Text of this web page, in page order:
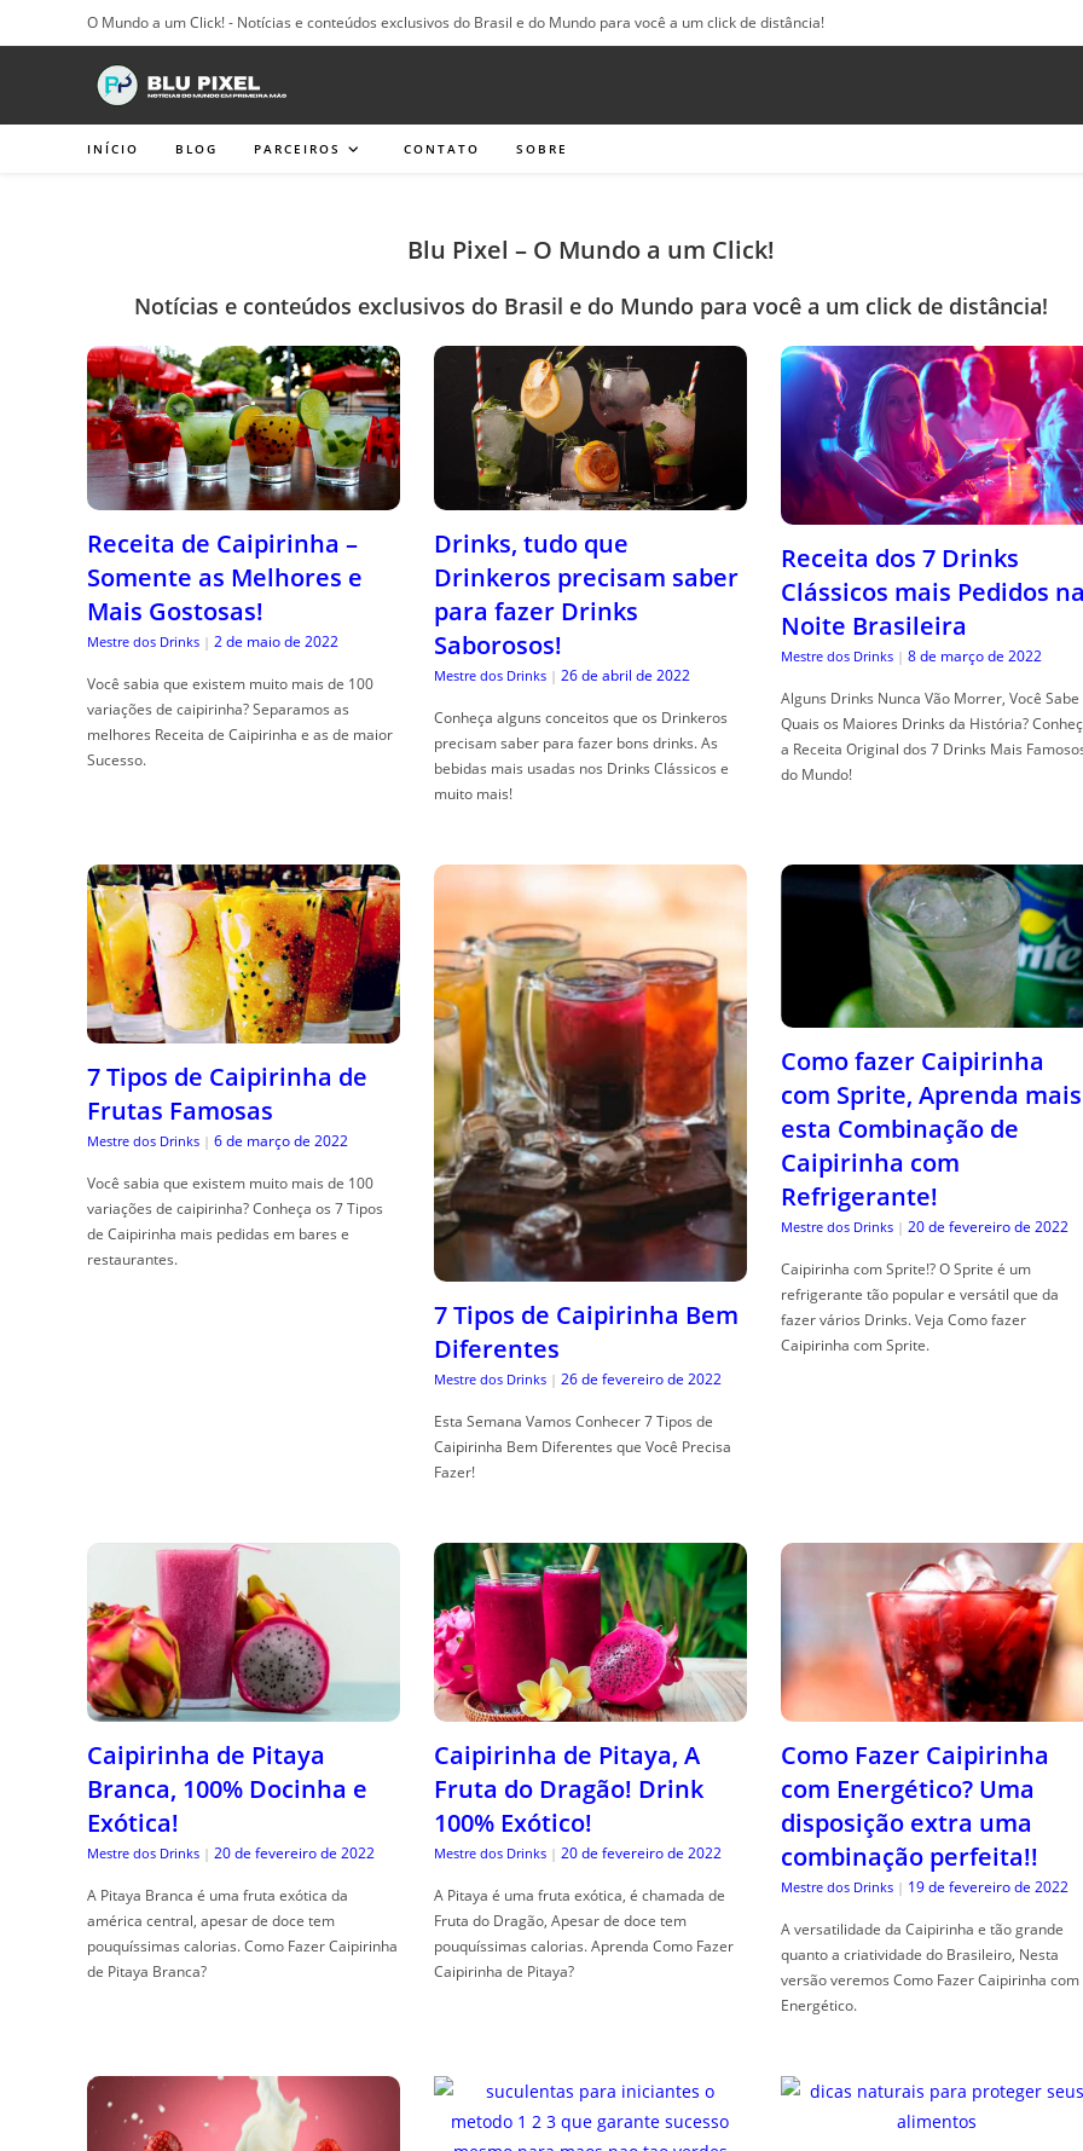
para
O Mundo a um Click! - Notícias e conteúdos exclusivos do Brasil e do Mundo para você a um click de distância!
INÍCIO BLOG PARCEIROS CONTATO SOBRE
Blu Pixel – O Mundo a um Click!
Notícias e conteúdos exclusivos do Brasil e do Mundo para você a um click de distância!
Receita de Caipirinha –
Somente as Melhores e
Mais Gostosas!
Mestre dos Drinks | 2 de maio de 2022
Você sabia que existem muito mais de 100
variações de caipirinha? Separamos as
melhores Receita de Caipirinha e as de maior
Sucesso.
Drinks, tudo que
Drinkeros precisam saber
para fazer Drinks
Saborosos!
Mestre dos Drinks | 26 de abril de 2022
Conheça alguns conceitos que os Drinkeros
precisam saber para fazer bons drinks. As
bebidas mais usadas nos Drinks Clássicos e
muito mais!
Receita dos 7 Drinks
Clássicos mais Pedidos
Noite Brasileira
Mestre dos Drinks | 8 de março de 2022
Alguns Drinks Nunca Vão Morrer, Você Sabe
Quais os Maiores Drinks da História?
a Receita Original dos 7 Drinks Mais
do Mundo!
7 Tipos de Caipirinha de
Frutas Famosas
Mestre dos Drinks | 6 de março de 2022
Você sabia que existem muito mais de 100
variações de caipirinha? Conheça os 7 Tipos
de Caipirinha mais pedidas em bares e
restaurantes.
7 Tipos de Caipirinha Bem
Diferentes
Mestre dos Drinks | 26 de fevereiro de 2022
Esta Semana Vamos Conhecer 7 Tipos de
Caipirinha Bem Diferentes que Você Precisa
Fazer!
Como fazer Caipirinha
com Sprite, Aprenda mais
esta Combinação de
Caipirinha com
Refrigerante!
Mestre dos Drinks | 20 de fevereiro de 2022
Caipirinha com Sprite!? O Sprite é um
refrigerante tão popular e versátil que da
fazer vários Drinks. Veja Como fazer
Caipirinha com Sprite.
Caipirinha de Pitaya
Branca, 100% Docinha e
Exótica!
Mestre dos Drinks | 20 de fevereiro de 2022
A Pitaya Branca é uma fruta exótica da
américa central, apesar de doce tem
pouquíssimas calorias. Como Fazer Caipirinha
de Pitaya Branca?
Caipirinha de Pitaya, A
Fruta do Dragão! Drink
100% Exótico!
Mestre dos Drinks | 20 de fevereiro de 2022
A Pitaya é uma fruta exótica, é chamada de
Fruta do Dragão, Apesar de doce tem
pouquíssimas calorias. Aprenda Como Fazer
Caipirinha de Pitaya?
Como Fazer Caipirinha
com Energético? Uma
disposição extra uma
combinação perfeita!!
Mestre dos Drinks | 19 de fevereiro de 2022
A versatilidade da Caipirinha e tão grande
quanto a criatividade do Brasileiro, Nesta
versão veremos Como Fazer Caipirinha com
Energético.